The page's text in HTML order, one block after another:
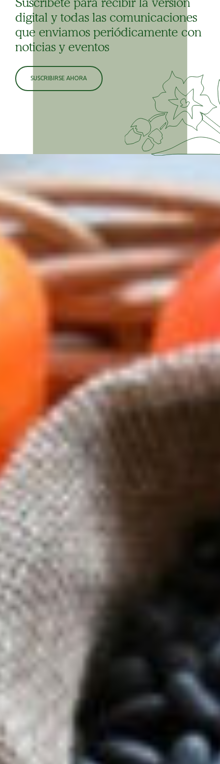
digital y todas las comunicaciones
que enviamos periódicamente con
noticias y eventos
SUSCRIBIRSE AHORA